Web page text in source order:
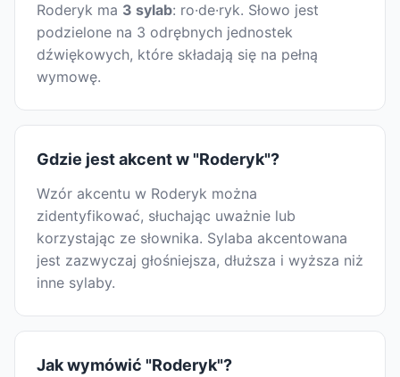
Roderyk ma 3 sylab: ro·de·ryk. Słowo jest
podzielone na 3 odrębnych jednostek
dźwiękowych, które składają się na pełną
wymowę.
Gdzie jest akcent w "Roderyk"?
Wzór akcentu w Roderyk można
zidentyfikować, słuchając uważnie lub
korzystając ze słownika. Sylaba akcentowana
jest zazwyczaj głośniejsza, dłuższa i wyższa niż
inne sylaby.
Jak wymówić "Roderyk"?